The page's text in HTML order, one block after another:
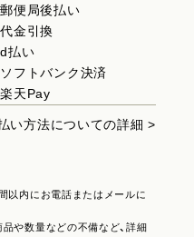
郵便局後払い
代金引換
d払い
ソフトバンク決済
楽天Pay
い方法についての詳細 >
以内にお電話またはメールに
品や数量などの不備など、詳細